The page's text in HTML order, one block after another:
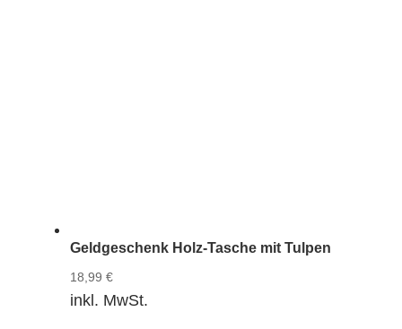
Geldgeschenk Holz-Tasche mit Tulpen
18,99 €
inkl. MwSt.